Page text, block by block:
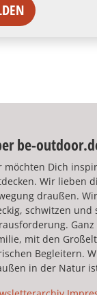
be-
möchten Dich
Wir lieben
draußen.
schwitzen und
mit den
Begleitern.
in der Natur